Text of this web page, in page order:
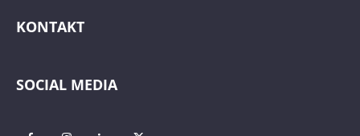
KONTAKT
SOCIAL MEDIA